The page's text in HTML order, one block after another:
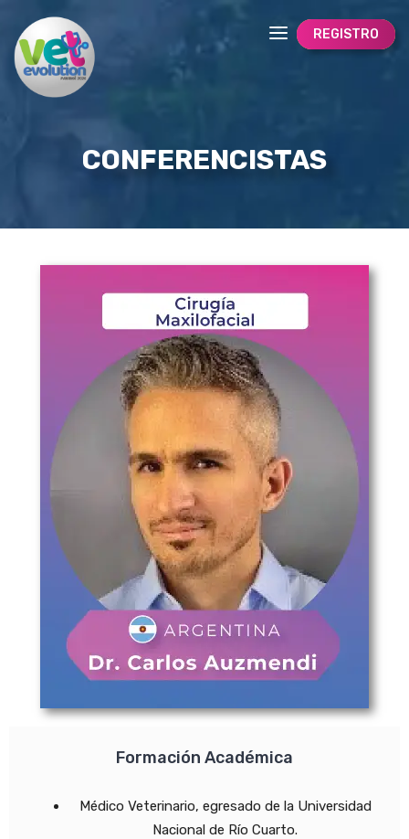
REGISTRO
CONFERENCISTAS
Formación Académica
Médico Veterinario, egresado de la Universidad
Nacional de Río Cuarto.